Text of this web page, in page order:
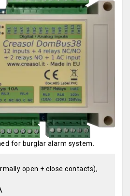
for burglar alarm system.
open + close contacts),